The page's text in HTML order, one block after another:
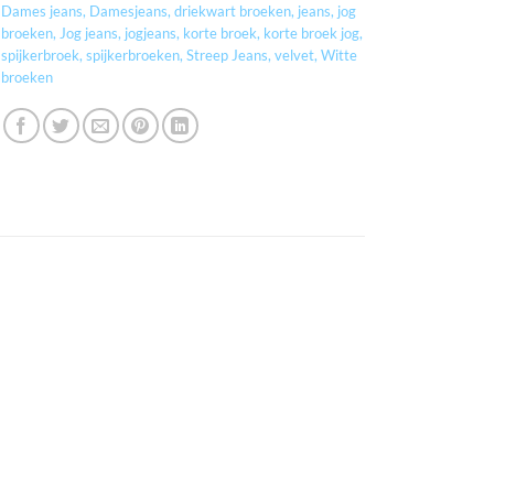
Dames jeans, Damesjeans, driekwart broeken, jeans, jog
broeken, Jog jeans, jogjeans, korte broek, korte broek jog,
spijkerbroek, spijkerbroeken, Streep Jeans, velvet, Witte
broeken